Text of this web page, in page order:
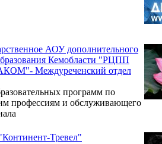
АОУ дополнительного
Кемобласти "РЦПП
Междуреченский отдел
программ по
профессиям и обслуживающего
Тревел"